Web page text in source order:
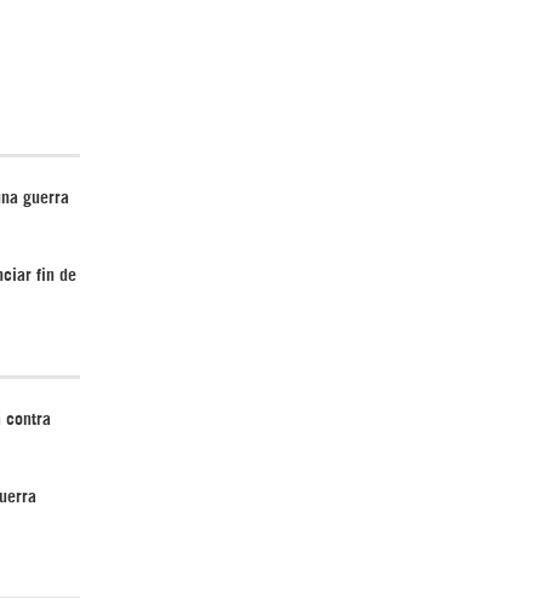
guerra
fin de
contra